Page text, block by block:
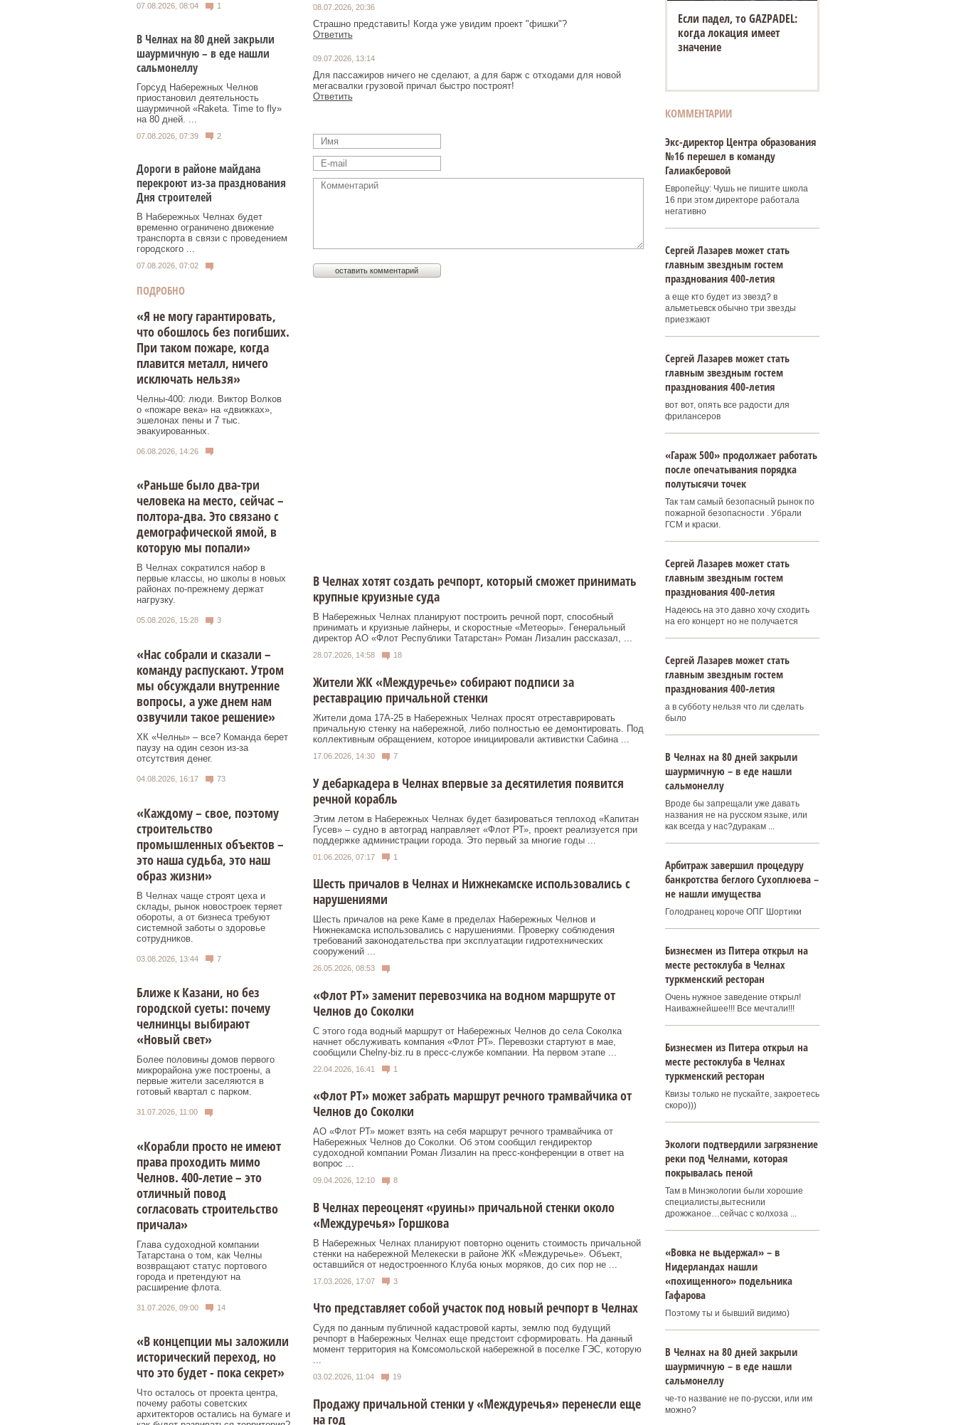
07.08.2026, 08:04 1
В Челнах на 80 дней закрыли
шаурмичную – в еде нашли
сальмонеллу
Горсуд Набережных Челнов
приостановил деятельность
шаурмичной «Raketa. Time to fly»
на 80 дней. ...
07.08.2026, 07:39 2
Дороги в районе майдана
перекроют из-за празднования
Дня строителей
В Набережных Челнах будет
временно ограничено движение
транспорта в связи с проведением
городского ...
07.08.2026, 07:02
ПОДРОБНО
«Я не могу гарантировать,
что обошлось без погибших.
При таком пожаре, когда
плавится металл, ничего
исключать нельзя»
Челны-400: люди. Виктор Волков
о «пожаре века» на «движках»,
эшелонах пены и 7 тыс.
эвакуированных.
06.08.2026, 14:26
«Раньше было два-три
человека на место, сейчас –
полтора-два. Это связано с
демографической ямой, в
которую мы попали»
В Челнах сократился набор в
первые классы, но школы в новых
районах по-прежнему держат
нагрузку.
05.08.2026, 15:28 3
«Нас собрали и сказали –
команду распускают. Утром
мы обсуждали внутренние
вопросы, а уже днем нам
озвучили такое решение»
ХК «Челны» – все? Команда берет
паузу на один сезон из-за
отсутствия денег.
04.08.2026, 16:17 73
«Каждому – свое, поэтому
строительство
промышленных объектов –
это наша судьба, это наш
образ жизни»
В Челнах чаще строят цеха и
склады, рынок новостроек теряет
обороты, а от бизнеса требуют
системной заботы о здоровье
сотрудников.
03.08.2026, 13:44 7
Ближе к Казани, но без
городской суеты: почему
челнинцы выбирают
«Новый свет»
Более половины домов первого
микрорайона уже построены, а
первые жители заселяются в
готовый квартал с парком.
31.07.2026, 11:00
«Корабли просто не имеют
права проходить мимо
Челнов. 400-летие – это
отличный повод
согласовать строительство
причала»
Глава судоходной компании
Татарстана о том, как Челны
возвращают статус портового
города и претендуют на
расширение флота.
31.07.2026, 09:00 14
«В концепции мы заложили
исторический переход, но
что это будет - пока секрет»
Что осталось от проекта центра,
почему работы советских
архитекторов остались на бумаге и
08.07.2026, 20:36
Страшно представить! Когда уже увидим проект "фишки"?
Ответить
09.07.2026, 13:14
Для пассажиров ничего не сделают, а для барж с отходами для новой
мегасвалки грузовой причал быстро построят!
Ответить
В Челнах хотят создать речпорт, который сможет принимать
крупные круизные суда
В Набережных Челнах планируют построить речной порт, способный
принимать и круизные лайнеры, и скоростные «Метеоры». Генеральный
директор АО «Флот Республики Татарстан» Роман Лизалин рассказал, ...
28.07.2026, 14:58 18
Жители ЖК «Междуречье» собирают подписи за
реставрацию причальной стенки
Жители дома 17А-25 в Набережных Челнах просят отреставрировать
причальную стенку на набережной, либо полностью ее демонтировать. Под
коллективным обращением, которое инициировали активистки Сабина ...
17.06.2026, 14:30 7
У дебаркадера в Челнах впервые за десятилетия появится
речной корабль
Этим летом в Набережных Челнах будет базироваться теплоход «Капитан
Гусев» – судно в автоград направляет «Флот РТ», проект реализуется при
поддержке администрации города. Это первый за многие годы ...
01.06.2026, 07:17 1
Шесть причалов в Челнах и Нижнекамске использовались с
нарушениями
Шесть причалов на реке Каме в пределах Набережных Челнов и
Нижнекамска использовались с нарушениями. Проверку соблюдения
требований законодательства при эксплуатации гидротехнических
сооружений ...
26.05.2026, 08:53
«Флот РТ» заменит перевозчика на водном маршруте от
Челнов до Соколки
С этого года водный маршрут от Набережных Челнов до села Соколка
начнет обслуживать компания «Флот РТ». Перевозки стартуют в мае,
сообщили Chelny‑biz.ru в пресс‑службе компании. На первом этапе ...
22.04.2026, 16:41 1
«Флот РТ» может забрать маршрут речного трамвайчика от
Челнов до Соколки
АО «Флот РТ» может взять на себя маршрут речного трамвайчика от
Набережных Челнов до Соколки. Об этом сообщил гендиректор
судоходной компании Роман Лизалин на пресс-конференции в ответ на
вопрос ...
09.04.2026, 12:10 8
В Челнах переоценят «руины» причальной стенки около
«Междуречья» Горшкова
В Набережных Челнах планируют повторно оценить стоимость причальной
стенки на набережной Мелекески в районе ЖК «Междуречье». Объект,
оставшийся от недостроенного Клуба юных моряков, до сих пор не ...
17.03.2026, 17:07 3
Что представляет собой участок под новый речпорт в Челнах
Судя по данным публичной кадастровой карты, землю под будущий
речпорт в Набережных Челнах еще предстоит сформировать. На данный
момент территория на Комсомольской набережной в поселке ГЭС, которую
...
03.02.2026, 11:04 19
Продажу причальной стенки у «Междуречья» перенесли еще
на год
«Белый город» открывает
новую площадку на
Спасской ярмарке в
КОММЕНТАРИИ
Экс-директор Центра образования
№16 перешел в команду
Галиакберовой
Европейцу: Чушь не пишите школа
16 при этом директоре работала
негативно
Сергей Лазарев может стать
главным звездным гостем
празднования 400‑летия
а еще кто будет из звезд? в
альметьевск обычно три звезды
приезжают
Сергей Лазарев может стать
главным звездным гостем
празднования 400‑летия
вот вот, опять все радости для
фрилансеров
«Гараж 500» продолжает работать
после опечатывания порядка
полутысячи точек
Так там самый безопасный рынок по
пожарной безопасности . Убрали
ГСМ и краски.
Сергей Лазарев может стать
главным звездным гостем
празднования 400‑летия
Надеюсь на это давно хочу сходить
на его концерт но не получается
Сергей Лазарев может стать
главным звездным гостем
празднования 400‑летия
а в субботу нельзя что ли сделать
было
В Челнах на 80 дней закрыли
шаурмичную – в еде нашли
сальмонеллу
Вроде бы запрещали уже давать
названия не на русском языке, или
как всегда у нас?дуракам ...
Арбитраж завершил процедуру
банкротства беглого Сухоплюева –
не нашли имущества
Голодранец короче ОПГ Шортики
Бизнесмен из Питера открыл на
месте рестоклуба в Челнах
туркменский ресторан
Очень нужное заведение открыл!
Наиважнейшее!!! Все мечтали!!!
Бизнесмен из Питера открыл на
месте рестоклуба в Челнах
туркменский ресторан
Квизы только не пускайте, закроетесь
скоро)))
Экологи подтвердили загрязнение
реки под Челнами, которая
покрывалась пеной
Там в Минэкологии были хорошие
специалисты,вытеснили
дрожжаное…сейчас с колхоза ...
«Вовка не выдержал» – в
Нидерландах нашли
«похищенного» подельника
Гафарова
Поэтому ты и бывший видимо)
В Челнах на 80 дней закрыли
шаурмичную – в еде нашли
сальмонеллу
че-то название не по-русски, или им
можно?